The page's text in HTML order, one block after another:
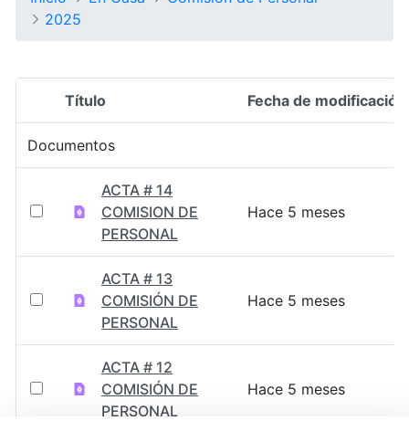
2025
Selección del elemento
Título Fecha de modificación
Documentos
ACTA # 14
COMISION DE
PERSONAL
Hace 5 meses
ACTA # 13
COMISIÓN DE
PERSONAL
Hace 5 meses
ACTA # 12
COMISIÓN DE
PERSONAL
Hace 5 meses